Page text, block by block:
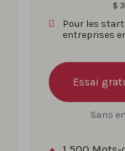
$
Pour les
entreprises
Essai
Sans